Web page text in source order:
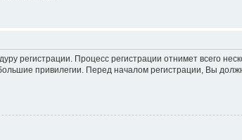
регистрации. Процесс регистрации отнимет всего
привилегии. Перед началом регистрации, Вы